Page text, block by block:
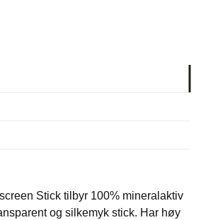
Stick tilbyr 100% mineralaktiv
og silkemyk stick. Har høy